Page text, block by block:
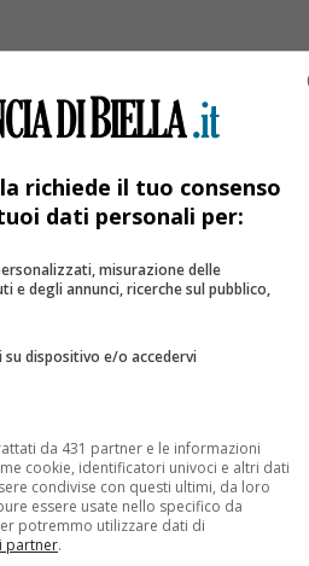
le firme apposte
richiede il tuo consenso
dati personali per:
misurazione delle
e degli annunci, ricerche sul pubblico,
dispositivo e/o accedervi
da 431 partner e le informazioni
cookie, identificatori univoci e altri dati
condivise con questi ultimi, da loro
essere usate nello specifico da
potremmo utilizzare dati di
partner.